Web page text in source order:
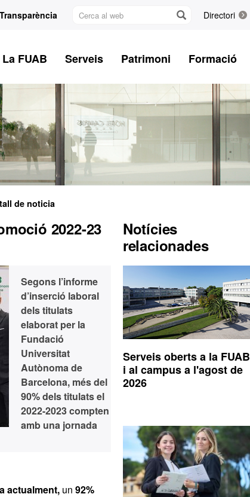
Transparència
Cerca
Directori
La FUAB Serveis Patrimoni Formació
de noticia
2022-23
Segons l’informe
d’inserció laboral
dels titulats
elaborat per la
Fundació
Universitat
Autònoma de
Barcelona, més del
90% dels titulats el
2022-2023 compten
amb una jornada
actualment, un 92%
Notícies
relacionades
Serveis oberts a la FUAB
i al campus a l'agost de
2026